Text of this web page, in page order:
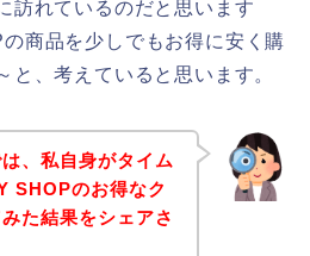
訪れているのだと思います
商品を少しでもお得に安く購
と、考えていると思います。
、私自身がタイム
SHOPのお得なク
た結果をシェアさ